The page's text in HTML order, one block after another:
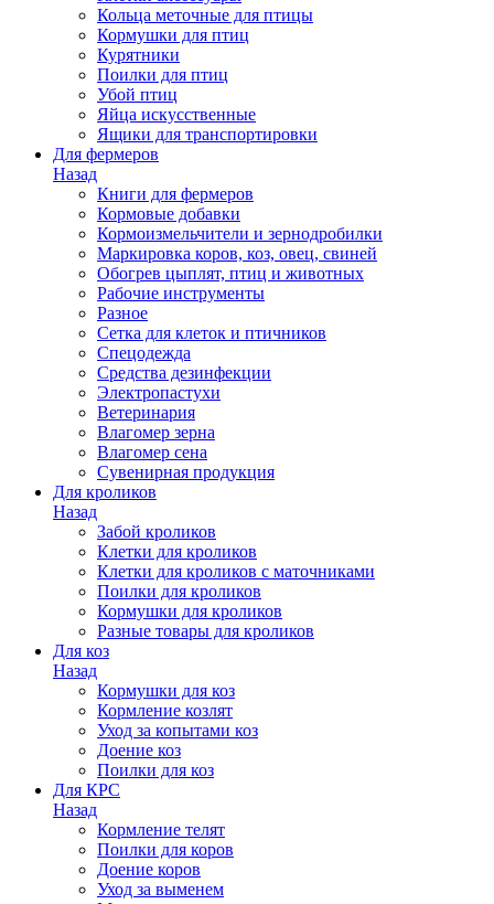
Кольца меточные для птицы
Кормушки для птиц
Курятники
Поилки для птиц
Убой птиц
Яйца искусственные
Ящики для транспортировки
Для фермеров
Назад
Книги для фермеров
Кормовые добавки
Кормоизмельчители и зернодробилки
Маркировка коров, коз, овец, свиней
Обогрев цыплят, птиц и животных
Рабочие инструменты
Разное
Сетка для клеток и птичников
Спецодежда
Средства дезинфекции
Электропастухи
Ветеринария
Влагомер зерна
Влагомер сена
Сувенирная продукция
Для кроликов
Назад
Забой кроликов
Клетки для кроликов
Клетки для кроликов с маточниками
Поилки для кроликов
Кормушки для кроликов
Разные товары для кроликов
Для коз
Назад
Кормушки для коз
Кормление козлят
Уход за копытами коз
Доение коз
Поилки для коз
Для КРС
Назад
Кормление телят
Поилки для коров
Доение коров
Уход за выменем